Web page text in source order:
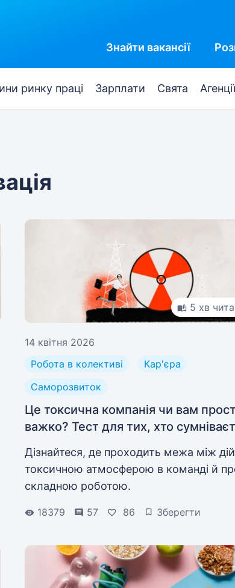
Знайти вакансії
ринку праці Зарплати Свята Агенції
5 хв
14 квітня 2026
Робота в колективі
Кар'єра
Саморозвиток
Це токсична компанія чи вам
важко? Тест для тих, хто
Дізнайтеся, де проходить межа між
токсичною атмосферою в команді й
складною роботою.
18379 57 86 Зберегти